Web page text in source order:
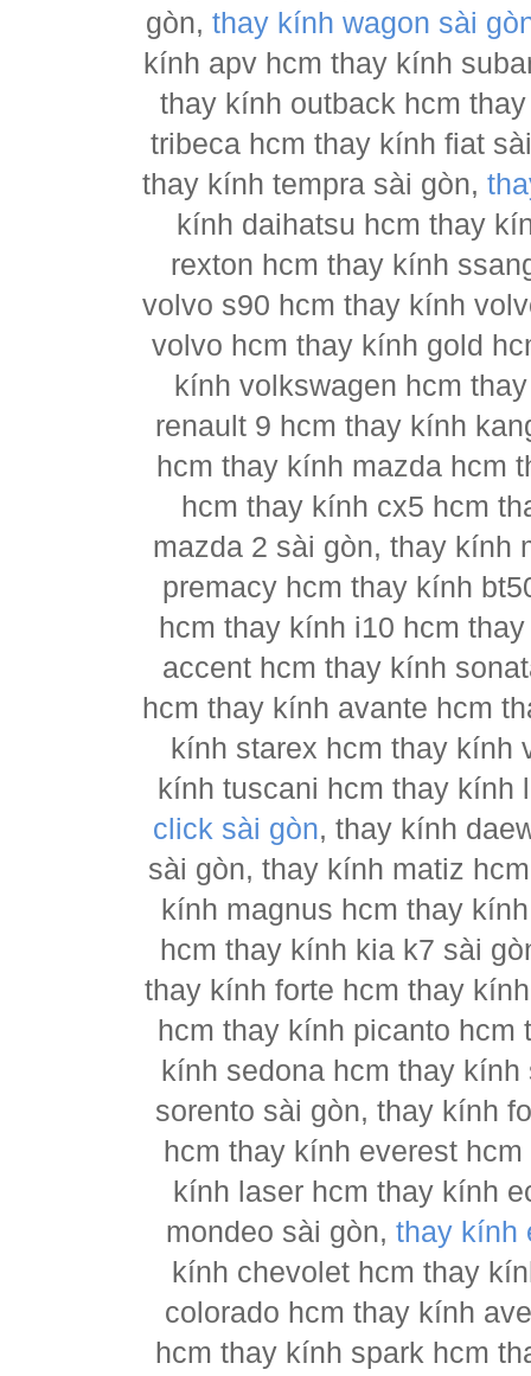
gòn, thay kính wagon sài
kính apv hcm thay kính
thay kính outback hcm
tribeca hcm thay kính fiat
thay kính tempra sài gòn,
kính daihatsu hcm thay
rexton hcm thay kính
volvo s90 hcm thay kính
volvo hcm thay kính gold
kính volkswagen hcm
renault 9 hcm thay kính
hcm thay kính mazda hcm
hcm thay kính cx5 hcm
mazda 2 sài gòn, thay kính
premacy hcm thay kính
hcm thay kính i10 hcm
accent hcm thay kính
hcm thay kính avante hcm
kính starex hcm thay kính
kính tuscani hcm thay
click sài gòn, thay kính
sài gòn, thay kính matiz
kính magnus hcm thay
hcm thay kính kia k7 sài
thay kính forte hcm thay
hcm thay kính picanto
kính sedona hcm thay
sorento sài gòn, thay kính
hcm thay kính everest
kính laser hcm thay kính
mondeo sài gòn, thay kính
kính chevolet hcm thay
colorado hcm thay kính
hcm thay kính spark hcm